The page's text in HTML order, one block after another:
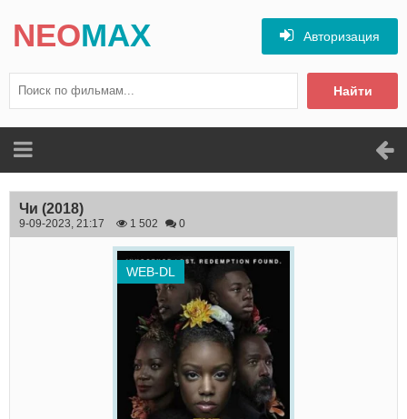
NEOMAX
Найти
Авторизация
Чи (2018)
9-09-2023, 21:17 1 502 0
WEB-DL